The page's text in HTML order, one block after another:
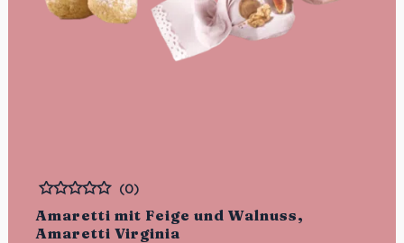
Amaretti mit Feige und Walnuss,
Amaretti Virginia
Bewertet
(0)